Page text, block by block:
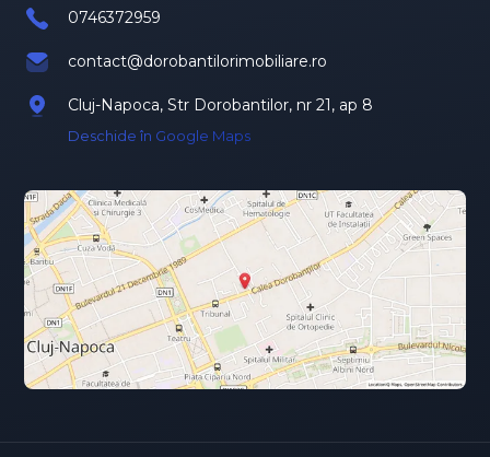
0746372959
contact@dorobantilorimobiliare.ro
Cluj-Napoca, Str Dorobantilor, nr 21, ap 8
Deschide în Google Maps